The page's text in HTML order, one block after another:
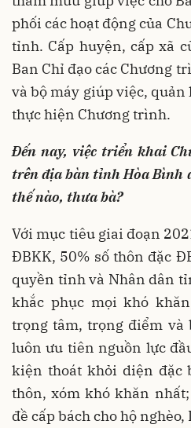
phối các hoạt động của
tỉnh. Cấp huyện, cấp xã
Ban Chỉ đạo các Chương
và bộ máy giúp việc,
thực hiện Chương trình.
Đến nay, việc triển khai
trên địa bàn tỉnh Hòa Bình
thế nào, thưa bà?
Với mục tiêu giai đoạn
ĐBKK, 50% số thôn đặc
quyền tỉnh và Nhân dân
khắc phục mọi khó
trọng tâm, trọng điểm và
luôn ưu tiên nguồn lực
kiện thoát khỏi diện đặc
thôn, xóm khó khăn
đề cấp bách cho hộ